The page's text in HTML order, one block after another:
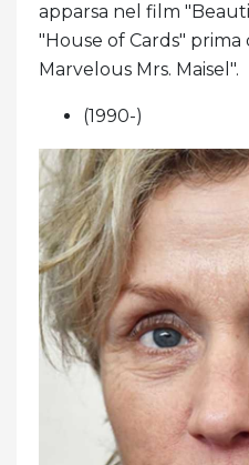
apparsa nel film
"House of Cards"
Marvelous Mrs. Maisel".
(1990-)